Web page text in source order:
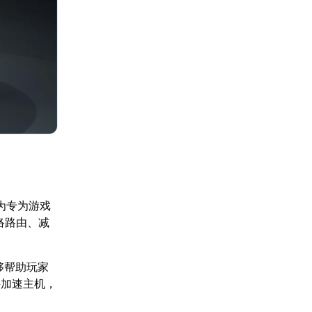
专为游戏
路由、减
助玩家
速主机，